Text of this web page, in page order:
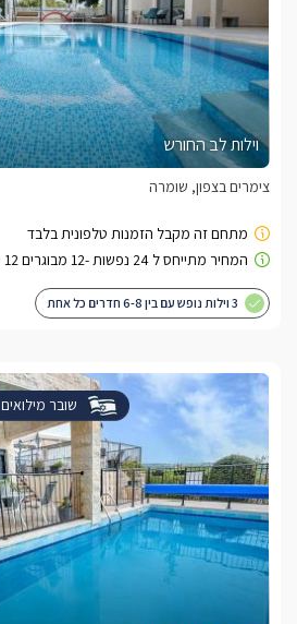
וילות לב החורש
צימרים בצפון, שומרה
3 וילות נופש עם בין 6-8 חדרים כל אחת
שובר מילואים